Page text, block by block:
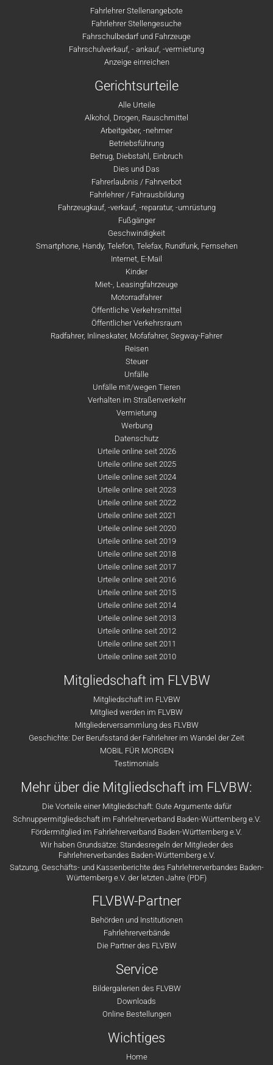
Fahrlehrer Stellenangebote
Fahrlehrer Stellengesuche
Fahrschulbedarf und Fahrzeuge
Fahrschulverkauf, - ankauf, -vermietung
Anzeige einreichen
Gerichtsurteile
Alle Urteile
Alkohol, Drogen, Rauschmittel
Arbeitgeber, -nehmer
Betriebsführung
Betrug, Diebstahl, Einbruch
Dies und Das
Fahrerlaubnis / Fahrverbot
Fahrlehrer / Fahrausbildung
Fahrzeugkauf, -verkauf, -reparatur, -umrüstung
Fußgänger
Geschwindigkeit
Smartphone, Handy, Telefon, Telefax, Rundfunk, Fernsehen
Internet, E-Mail
Kinder
Miet-, Leasingfahrzeuge
Motorradfahrer
Öffentliche Verkehrsmittel
Öffentlicher Verkehrsraum
Radfahrer, Inlineskater, Mofafahrer, Segway-Fahrer
Reisen
Steuer
Unfälle
Unfälle mit/wegen Tieren
Verhalten im Straßenverkehr
Vermietung
Werbung
Datenschutz
Urteile online seit 2026
Urteile online seit 2025
Urteile online seit 2024
Urteile online seit 2023
Urteile online seit 2022
Urteile online seit 2021
Urteile online seit 2020
Urteile online seit 2019
Urteile online seit 2018
Urteile online seit 2017
Urteile online seit 2016
Urteile online seit 2015
Urteile online seit 2014
Urteile online seit 2013
Urteile online seit 2012
Urteile online seit 2011
Urteile online seit 2010
Mitgliedschaft im FLVBW
Mitgliedschaft im FLVBW
Mitglied werden im FLVBW
Mitgliederversammlung des FLVBW
Geschichte: Der Berufsstand der Fahrlehrer im Wandel der Zeit
MOBIL FÜR MORGEN
Testimonials
Mehr über die Mitgliedschaft im FLVBW:
Die Vorteile einer Mitgliedschaft: Gute Argumente dafür
Schnuppermitgliedschaft im Fahrlehrerverband Baden-Württemberg e.V.
Fördermitglied im Fahrlehrerverband Baden-Württemberg e.V.
Wir haben Grundsätze: Standesregeln der Mitglieder des
Fahrlehrerverbandes Baden-Württemberg e.V.
Satzung, Geschäfts- und Kassenberichte des Fahrlehrerverbandes Baden-
Württemberg e.V. der letzten Jahre (PDF)
FLVBW-Partner
Behörden und Institutionen
Fahrlehrerverbände
Die Partner des FLVBW
Service
Bildergalerien des FLVBW
Downloads
Online Bestellungen
Wichtiges
Home